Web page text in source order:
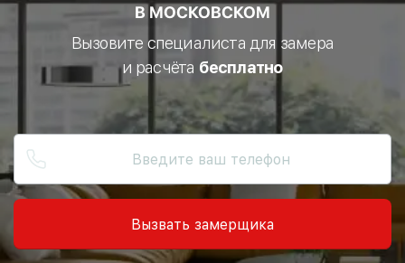
В МОСКОВСКОМ
Вызовите специалиста для замера
и расчёта бесплатно
Вызвать замерщика